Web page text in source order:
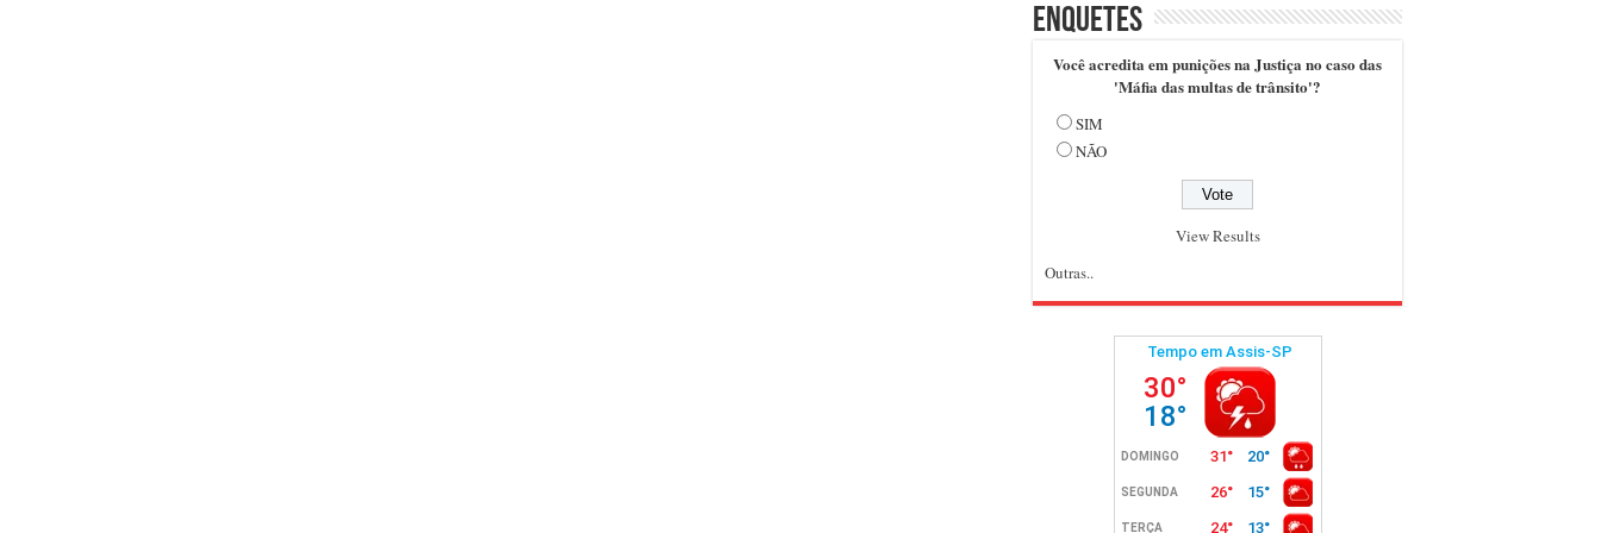
Enquetes
Você acredita em punições na Justiça no caso das
'Máfia das multas de trânsito'?
SIM
NÃO
View Results
Outras..